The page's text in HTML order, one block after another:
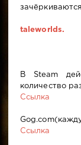
taleworlds.
В Steam
количество
Ссылка
Ссылка